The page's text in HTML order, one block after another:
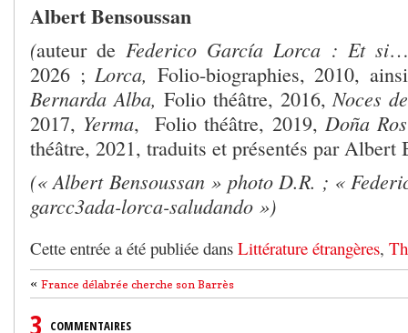
Albert Bensoussan
(auteur deFederico García Lorca : Et si
2026 ;Lorca, Folio-biographies, 2010,
Bernarda Alba, Folio théâtre, 2016,Noces
2017, Yerma, Folio théâtre, 2019, Doña
théâtre, 2021, traduits et présentés par Albert
(« Albert Bensoussan » photo D.R. ; «
garcc3ada-lorca-saludando »)
Cette entrée a été publiée dans Littérature étrangères,
« France délabrée cherche son Barrès
COMMENTAIRES